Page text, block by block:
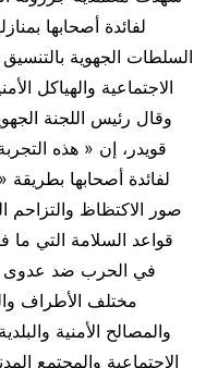
لفائدة أصحابها
السلطات الجهوية
الاجتماعية والهياكل
وقال رئيس اللجنة
قويدر، إن « هذه
لفائدة أصحابها بطريقة
صور الاكتظاظ والتزاحم
قواعد السلامة التي ما
في الحرب ضد عدوى
مختلف الأطراف
والمصالح الأمنية
الاجتماعية والمجتمع